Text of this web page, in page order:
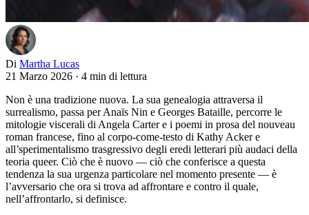
Di Martha Lucas
21 Marzo 2026 · 4 min di lettura
Non è una tradizione nuova. La sua genealogia attraversa il
surrealismo, passa per Anaïs Nin e Georges Bataille, percorre le
mitologie viscerali di Angela Carter e i poemi in prosa del nouveau
roman francese, fino al corpo-come-testo di Kathy Acker e
all’sperimentalismo trasgressivo degli eredi letterari più audaci della
teoria queer. Ciò che è nuovo — ciò che conferisce a questa
tendenza la sua urgenza particolare nel momento presente — è
l’avversario che ora si trova ad affrontare e contro il quale,
nell’affrontarlo, si definisce.